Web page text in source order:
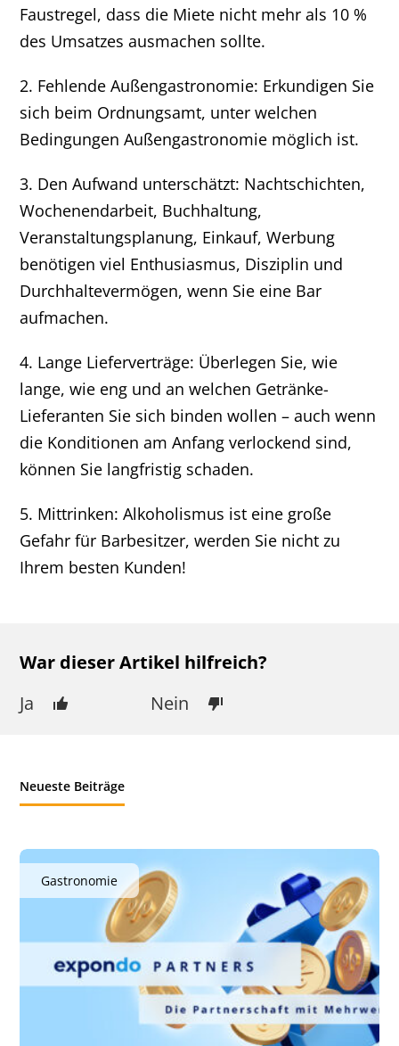
Faustregel, dass die Miete nicht mehr als 10 %
des Umsatzes ausmachen sollte.
2. Fehlende Außengastronomie: Erkundigen Sie
sich beim Ordnungsamt, unter welchen
Bedingungen Außengastronomie möglich ist.
3. Den Aufwand unterschätzt: Nachtschichten,
Wochenendarbeit, Buchhaltung,
Veranstaltungsplanung, Einkauf, Werbung
benötigen viel Enthusiasmus, Disziplin und
Durchhaltevermögen, wenn Sie eine Bar
aufmachen.
4. Lange Lieferverträge: Überlegen Sie, wie
lange, wie eng und an welchen Getränke-
Lieferanten Sie sich binden wollen – auch wenn
die Konditionen am Anfang verlockend sind,
können Sie langfristig schaden.
5. Mittrinken: Alkoholismus ist eine große
Gefahr für Barbesitzer, werden Sie nicht zu
Ihrem besten Kunden!
War dieser Artikel hilfreich?
Ja
Nein
Neueste Beiträge
Gastronomie